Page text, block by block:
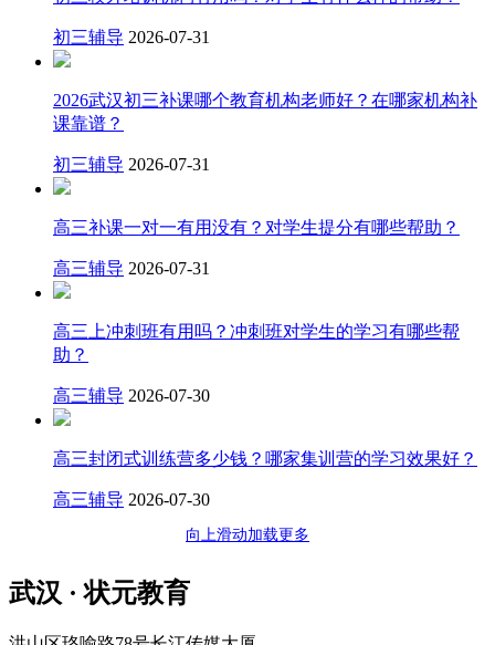
初三辅导 2026-07-31
2026武汉初三补课哪个教育机构老师好？在哪家机构补
课靠谱？
初三辅导 2026-07-31
高三补课一对一有用没有？对学生提分有哪些帮助？
高三辅导 2026-07-31
高三上冲刺班有用吗？冲刺班对学生的学习有哪些帮
助？
高三辅导 2026-07-30
高三封闭式训练营多少钱？哪家集训营的学习效果好？
高三辅导 2026-07-30
向上滑动加载更多
武汉 · 状元教育